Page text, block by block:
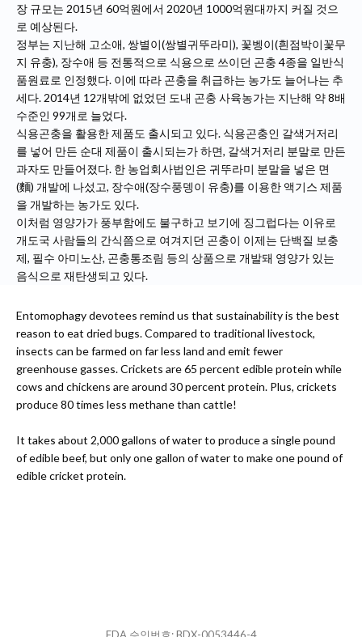
장 규모는 2015년 60억원에서 2020년 1000억원대까지 커질 것으
로 예상된다.
정부는 지난해 고소애, 쌍별이(쌍별귀뚜라미), 꽃벵이(흰점박이꽃무
지 유충), 장수애 등 전통적으로 식용으로 쓰이던 곤충 4종을 일반식
품원료로 인정했다. 이에 따라 곤충을 취급하는 농가도 늘어나는 추
세다. 2014년 12개밖에 없었던 도내 곤충 사육농가는 지난해 약 8배
수준인 99개로 늘었다.
식용곤충을 활용한 제품도 출시되고 있다. 식용곤충인 갈색거저리
를 넣어 만든 순대 제품이 출시되는가 하면, 갈색거저리 분말로 만든
과자도 만들어졌다. 한 농업회사법인은 귀뚜라미 분말을 넣은 면
(麵) 개발에 나섰고, 장수애(장수풍뎅이 유충)를 이용한 액기스 제품
을 개발하는 농가도 있다.
이처럼 영양가가 풍부함에도 불구하고 보기에 징그럽다는 이유로
개도국 사람들의 간식쯤으로 여겨지던 곤충이 이제는 단백질 보충
제, 필수 아미노산, 곤충통조림 등의 상품으로 개발돼 영양가 있는
음식으로 재탄생되고 있다.
Entomophagy devotees remind us that sustainability is the best
reason to eat dried bugs. Compared to traditional livestock,
insects can be farmed on far less land and emit fewer
greenhouse gasses. Crickets are 65 percent edible protein while
cows and chickens are around 30 percent protein. Plus, crickets
produce 80 times less methane than cattle!
It takes about 2,000 gallons of water to produce a single pound
of edible beef, but only one gallon of water to make one pound of
edible cricket protein.